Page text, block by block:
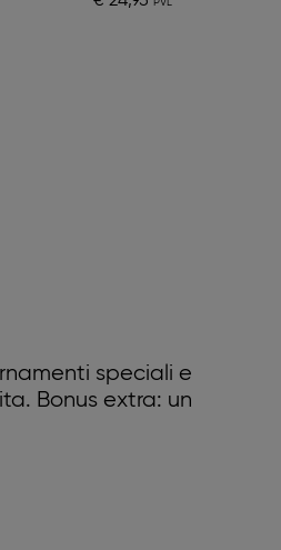
speciali e
Bonus extra: un